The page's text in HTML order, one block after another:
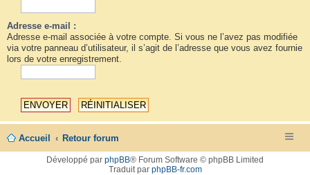
Adresse e-mail :
Adresse e-mail associée à votre compte. Si vous ne l’avez pas modifiée
via votre panneau d’utilisateur, il s’agit de l’adresse que vous avez fournie
lors de votre enregistrement.
Accueil Retour forum
Développé par phpBB® Forum Software © phpBB Limited
Traduit par phpBB-fr.com